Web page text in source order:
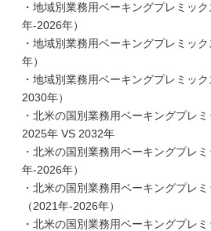
・地域別業務用ベーキングプレミッ
年-2026年）
・地域別業務用ベーキングプレミッ
年）
・地域別業務用ベーキングプレミッ
2030年）
・北米の国別業務用ベーキングプレ
2025年 VS 2032年
・北米の国別業務用ベーキングプレ
年-2026年）
・北米の国別業務用ベーキングプレ
（2021年-2026年）
・北米の国別業務用ベーキングプレ